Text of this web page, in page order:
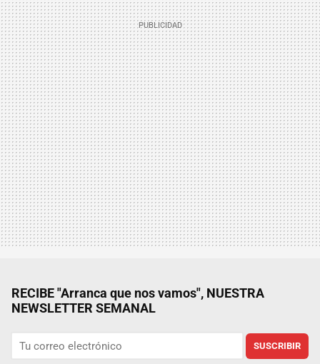
RECIBE "Arranca que nos vamos", NUESTRA
NEWSLETTER SEMANAL
SUSCRIBIR